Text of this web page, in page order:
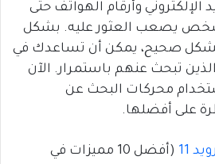
الإلكتروني وأرقام الهواتف حتى
يصعب العثور عليه. بشكل
بشكل صحيح، يمكن أن تساعدك في
تبحث عنهم باستمرار. الآن
محركات البحث عن
على أفضلها.
11
(أفضل 10 مميزات في